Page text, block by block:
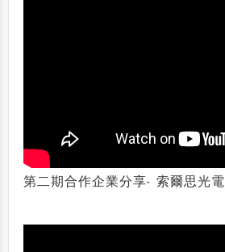
第二期合作企業分享- 索爾思光電